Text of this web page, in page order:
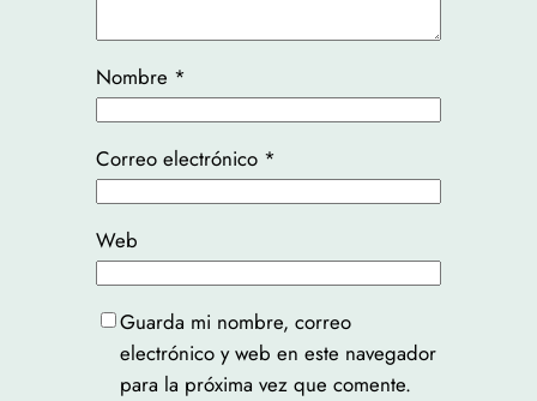
Nombre *
Correo electrónico *
Web
Guarda mi nombre, correo
electrónico y web en este navegador
para la próxima vez que comente.